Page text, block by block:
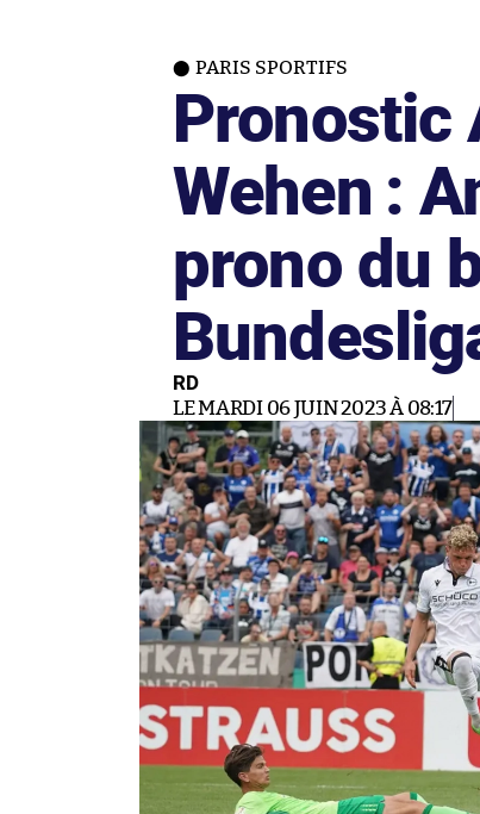
PARIS SPORTIFS
Pronostic
Wehen :
prono du
RD
LE MARDI 06 JUIN 2023 À 08:17